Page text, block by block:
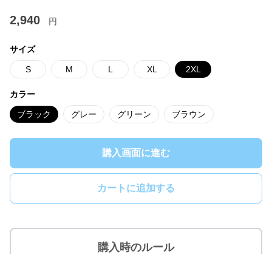
2,940 円
サイズ
S M L XL 2XL
カラー
ブラック グレー グリーン ブラウン
購入画面に進む
カートに追加する
購入時のルール